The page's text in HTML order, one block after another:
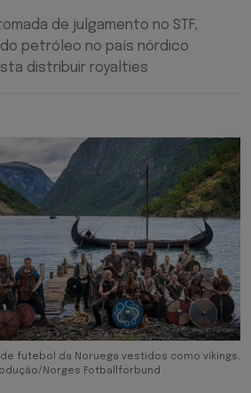
de julgamento no STF,
petróleo no país nórdico
distribuir royalties
futebol da Noruega vestidos como vikings.
Norges Fotballforbund